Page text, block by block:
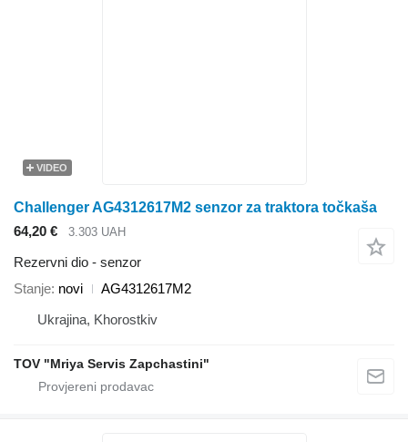
VIDEO
Challenger AG4312617M2 senzor za traktora točkaša
64,20 €
3.303 UAH
Rezervni dio - senzor
Stanje novi
AG4312617M2
Ukrajina, Khorostkiv
TOV "Mriya Servis Zapchastini"